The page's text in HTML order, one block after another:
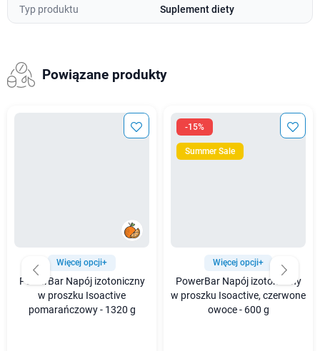
Typ produktu Suplement diety
Powiązane produkty
Więcej opcji+
PowerBar Napój izotoniczny
w proszku Isoactive
pomarańczowy - 1320 g
-15%
Summer Sale
Więcej opcji+
PowerBar Napój izotoniczny
w proszku Isoactive, czerwone
owoce - 600 g